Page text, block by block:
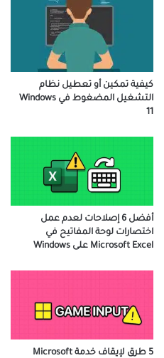
كيفية تمكين أو تعطيل نظام
التشغيل المضغوط في Windows
11
أفضل 6 إصلاحات لعدم عمل
اختصارات لوحة المفاتيح في
Microsoft Excel على Windows
5 طرق لإيقاف خدمة Microsoft